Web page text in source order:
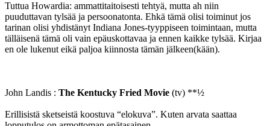
Tuttua Howardia: ammattitaitoisesti tehtyä, mutta ah niin
puuduttavan tylsää ja persoonatonta. Ehkä tämä olisi toiminut jos
tarinan olisi yhdistänyt Indiana Jones-tyyppiseen toimintaan, mutta
tälläisenä tämä oli vain epäuskottavaa ja ennen kaikke tylsää. Kirjaa
en ole lukenut eikä paljoa kiinnosta tämän jälkeen(kään).
John Landis : The Kentucky Fried Movie (tv) **½
Erillisistä sketseistä koostuva “elokuva”. Kuten arvata saattaa